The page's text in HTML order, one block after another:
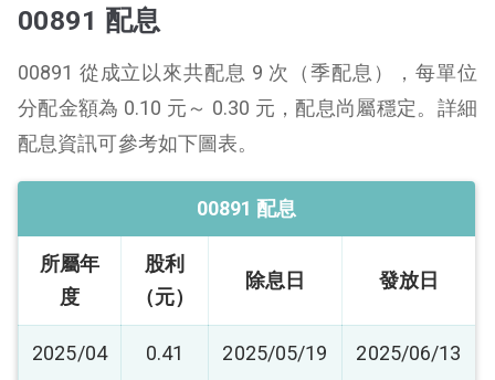
00891 配息
00891 從成立以來共配息 9 次（季配息），每單位
分配金額為 0.10 元～ 0.30 元，配息尚屬穩定。詳細
配息資訊可參考如下圖表。
00891 配息
所屬年
度
股利
（元）
除息日 發放日
2025/04 0.41 2025/05/19 2025/06/13